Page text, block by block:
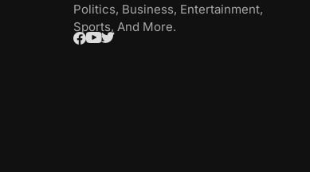
Politics, Business, Entertainment,
Sports, And More.